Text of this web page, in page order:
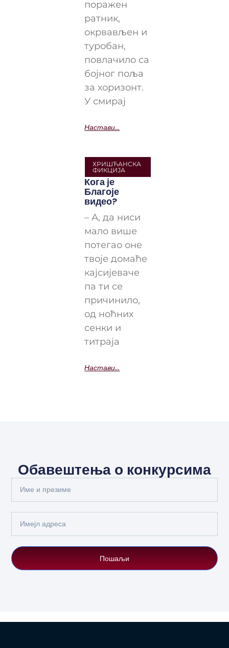
поражен
ратник,
окрвављен и
туробан,
повлачило са
бојног поља
за хоризонт.
У смирај
Настави...
ХРИШЋАНСКА
ФИКЦИЈА
Кога је
Благоје
видео?
– А, да ниси
мало више
потегао оне
твоје домаће
кајсијеваче
па ти се
причинило,
од ноћних
сенки и
титраја
Настави...
Обавештења о конкурсима
Пошаљи